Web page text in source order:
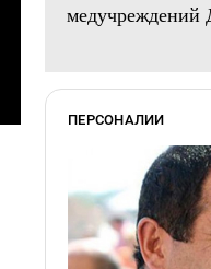
медучреждений
ПЕРСОНАЛИИ